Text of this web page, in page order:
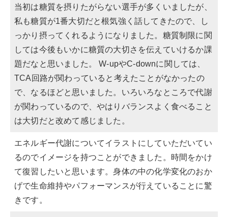
当初は糖質を摂りたがらない選手が多くいましたが、
私も糖質が1番大切だと根気強く話してきたので、し
っかり摂ってくれるようになりました。糖質制限に関
しては今後もいかに糖質の大切さを伝えていけるか課
題だなと思いました。 W-upやC-downに関しては、
TCA回路が関わっていると考えたことがなかったの
で、なるほどと思いました。いろいろなところで代謝
が関わっているので、やはりバランスよく食べること
は大切だと改めて感じました。
エネルギー代謝についてイラストにしていただいてい
るのでイメージを持つことができました。時間をかけ
て復習したいと思います。身体の中の化学変化のおか
げで生命維持やパフォーマンスが行えていることに驚
きです。